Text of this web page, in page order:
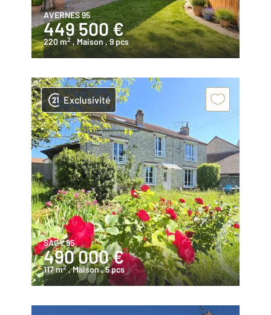
AVERNES 95
449 500 €
220 m2 , Maison , 9 pcs
Exclusivité
SAGY 95
490 000 €
117 m2 , Maison, 5 pcs